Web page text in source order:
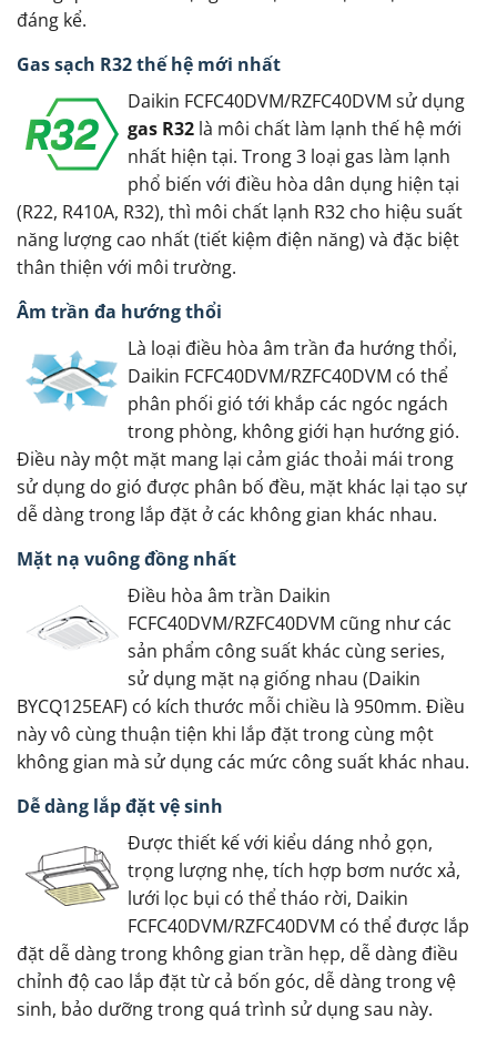
đáng kể.
Gas sạch R32 thế hệ mới nhất
Daikin FCFC40DVM/RZFC40DVM sử dụng
gas R32 là môi chất làm lạnh thế hệ mới
nhất hiện tại. Trong 3 loại gas làm lạnh
phổ biến với điều hòa dân dụng hiện tại
(R22, R410A, R32), thì môi chất lạnh R32 cho hiệu suất
năng lượng cao nhất (tiết kiệm điện năng) và đặc biệt
thân thiện với môi trường.
Âm trần đa hướng thổi
Là loại điều hòa âm trần đa hướng thổi,
Daikin FCFC40DVM/RZFC40DVM có thể
phân phối gió tới khắp các ngóc ngách
trong phòng, không giới hạn hướng gió.
Điều này một mặt mang lại cảm giác thoải mái trong
sử dụng do gió được phân bố đều, mặt khác lại tạo sự
dễ dàng trong lắp đặt ở các không gian khác nhau.
Mặt nạ vuông đồng nhất
Điều hòa âm trần Daikin
FCFC40DVM/RZFC40DVM cũng như các
sản phẩm công suất khác cùng series,
sử dụng mặt nạ giống nhau (Daikin
BYCQ125EAF) có kích thước mỗi chiều là 950mm. Điều
này vô cùng thuận tiện khi lắp đặt trong cùng một
không gian mà sử dụng các mức công suất khác nhau.
Dễ dàng lắp đặt vệ sinh
Được thiết kế với kiểu dáng nhỏ gọn,
trọng lượng nhẹ, tích hợp bơm nước xả,
lưới lọc bụi có thể tháo rời, Daikin
FCFC40DVM/RZFC40DVM có thể được lắp
đặt dễ dàng trong không gian trần hẹp, dễ dàng điều
chỉnh độ cao lắp đặt từ cả bốn góc, dễ dàng trong vệ
sinh, bảo dưỡng trong quá trình sử dụng sau này.